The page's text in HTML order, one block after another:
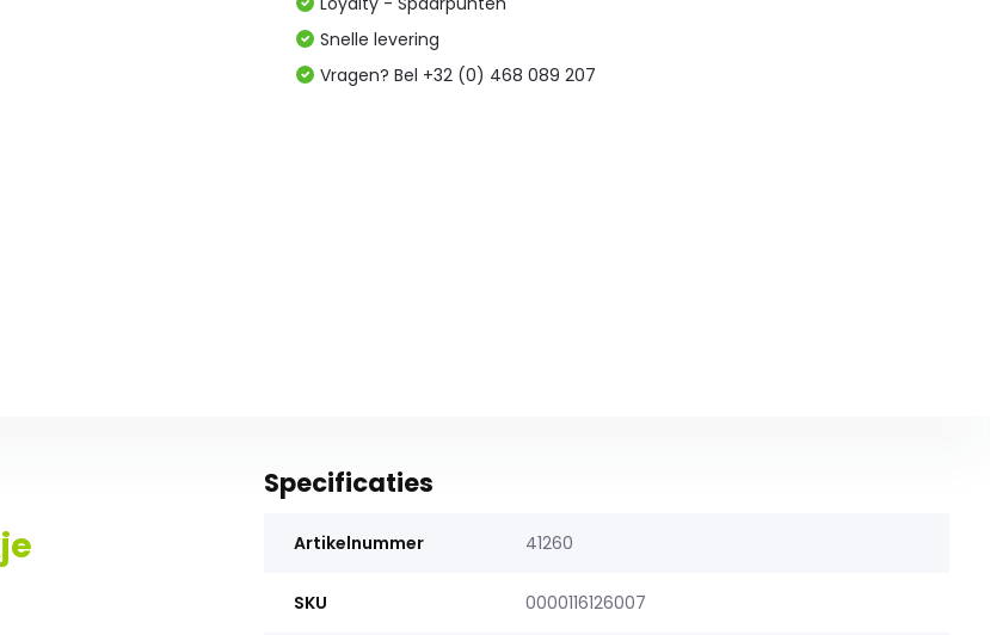
Snelle levering
Vragen? Bel +32 (0) 468 089 207
Specificaties
Artikelnummer 41260
SKU 0000116126007